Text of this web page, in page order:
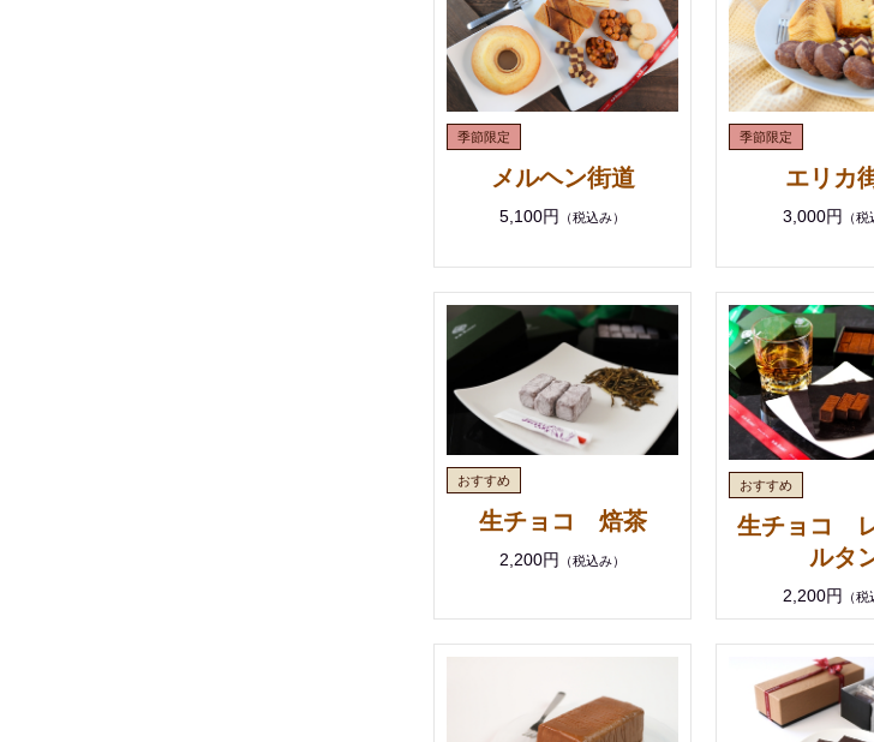
メルヘン街道
5,100円 （税込み）
エリカ
3,000円 （税
生チョコ 焙茶
2,200円 （税込み）
生チョコ
ルタ
2,200円 （税